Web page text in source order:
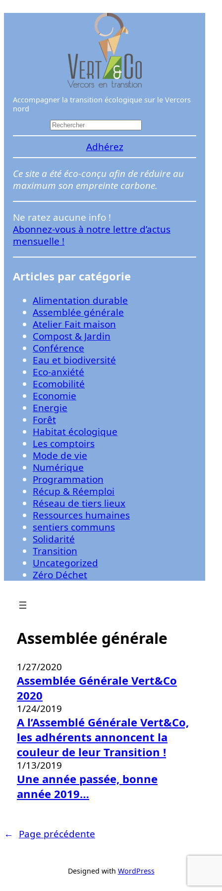
Accompagner la transition écologique sur le Vercors
nord
e
h
e
r
e
r
Adhérez
Ce site a été éco-conçu afin de réduire au
maximum son empreinte carbone.
Ne ratez aucune info !
Abonnez-vous à notre lettre d’actus
mensuelle !
Articles par catégorie
Alimentation durable
Assemblée générale
Atelier Fait maison
Compost & Jardin
Conférence
Eau et biodiversité
Eco-anxiété
Ecomobilité
Economie
Energie
Forêt
Habitat écologique
Les comptoirs
Mode de vie
Numérique
Programmation
Récup & Réemploi
Réseau de tiers lieux
Ressources humaines
sentiers communs
Solidarité
Transition
Uncategorized
Zéro Déchet
Assemblée générale
1/27/2020
Assemblée Générale Vert&Co
2020
1/24/2019
A l’Assemblé Générale Vert&Co,
les adhérents annoncent la
couleur de leur Transition !
1/13/2019
Une année passée, bonne
année 2019…
← Page précédente
Designed with WordPress